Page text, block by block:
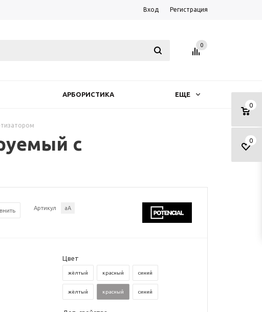
Вход Регистрация
0
0
0
АРБОРИСТИКА ЕЩЕ
с
Артикул аА
Цвет
жёлтый красный синий
жёлтый красный синий